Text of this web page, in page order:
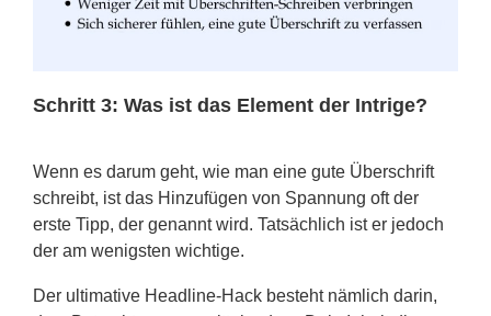
Schritt 3: Was ist das Element der Intrige?
Wenn es darum geht, wie man eine gute Überschrift
schreibt, ist das Hinzufügen von Spannung oft der
erste Tipp, der genannt wird. Tatsächlich ist er jedoch
der am wenigsten wichtige.
Der ultimative Headline-Hack besteht nämlich darin,